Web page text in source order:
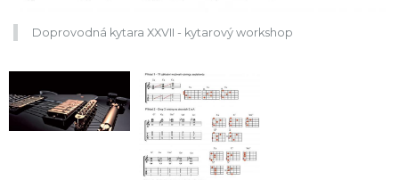
Doprovodná kytara XXVII - kytarový workshop